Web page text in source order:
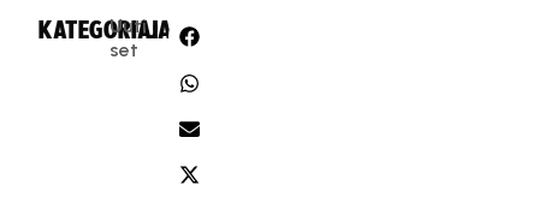
KATEGORIA:
Uuti
set
JAA: